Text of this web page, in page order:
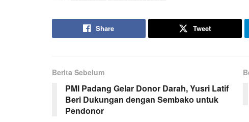
Share Tweet
Berita Sebelum
PMI Padang Gelar Donor Darah, Yusri Latif
Beri Dukungan dengan Sembako untuk
Pendonor